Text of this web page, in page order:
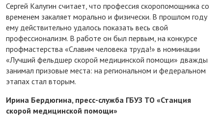
Сергей Калугин считает, что профессия скоропомощника со
временем закаляет морально и физически. В прошлом году
ему действительно удалось показать весь свой
профессионализм. В работе он был первым, на конкурсе
профмастерства «Славим человека труда!» в номинации
«Лучший фельдшер скорой медицинской помощи» дважды
занимал призовые места: на региональном и федеральном
этапах стал вторым.
Ирина Бердюгина, пресс-служба ГБУЗ ТО «Станция
скорой медицинской помощи»